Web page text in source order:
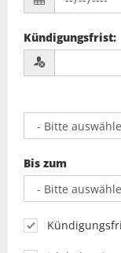
Kündigungsfrist:
Bis zum